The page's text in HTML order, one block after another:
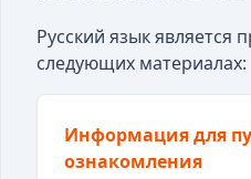
Русский язык является
следующих материалах:
Информация для
ознакомления